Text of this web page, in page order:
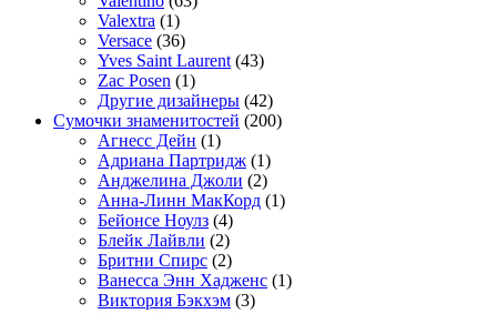
Valextra (1)
Versace (36)
Yves Saint Laurent (43)
Zac Posen (1)
Другие дизайнеры (42)
Сумочки знаменитостей (200)
Агнесс Дейн (1)
Адриана Партридж (1)
Анджелина Джоли (2)
Анна-Линн МакКорд (1)
Бейонсе Ноулз (4)
Блейк Лайвли (2)
Бритни Спирс (2)
Ванесса Энн Хадженс (1)
Виктория Бэкхэм (3)